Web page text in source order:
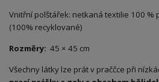
Vnitřní polštářek: netkaná textilie 100 %
(100% recyklované)
Rozměry: 45 × 45 cm
Všechny látky lze prát v praččce při